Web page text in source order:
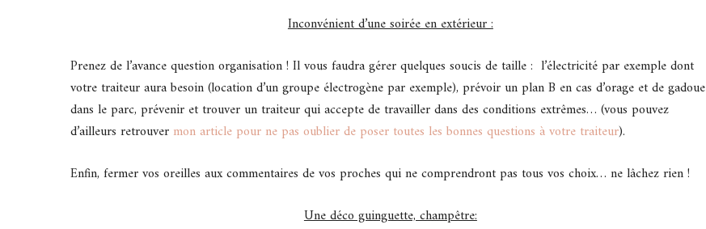
Inconvénient d’une soirée en extérieur :
Prenez de l’avance question organisation ! Il vous faudra gérer quelques soucis de taille : l’électricité par exemple dont
votre traiteur aura besoin (location d’un groupe électrogène par exemple), prévoir un plan B en cas d’orage et de gadoue
dans le parc, prévenir et trouver un traiteur qui accepte de travailler dans des conditions extrêmes… (vous pouvez
d’ailleurs retrouver mon article pour ne pas oublier de poser toutes les bonnes questions à votre traiteur).
Enfin, fermer vos oreilles aux commentaires de vos proches qui ne comprendront pas tous vos choix… ne lâchez rien !
Une déco guinguette, champêtre: